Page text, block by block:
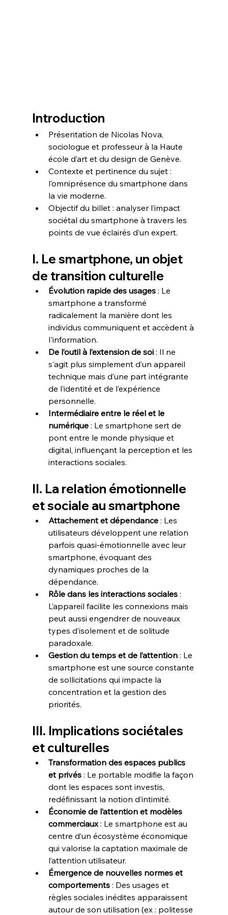
Introduction
Présentation de Nicolas Nova,
sociologue et professeur à la Haute
école d’art et du design de Genève.
Contexte et pertinence du sujet :
l’omniprésence du smartphone dans
la vie moderne.
Objectif du billet : analyser l’impact
sociétal du smartphone à travers les
points de vue éclairés d’un expert.
I. Le smartphone, un objet
de transition culturelle
Évolution rapide des usages : Le
smartphone a transformé
radicalement la manière dont les
individus communiquent et accèdent à
l'information.
De l’outil à l’extension de soi : Il ne
s'agit plus simplement d’un appareil
technique mais d’une part intégrante
de l’identité et de l’expérience
personnelle.
Intermédiaire entre le réel et le
numérique : Le smartphone sert de
pont entre le monde physique et
digital, influençant la perception et les
interactions sociales.
II. La relation émotionnelle
et sociale au smartphone
Attachement et dépendance : Les
utilisateurs développent une relation
parfois quasi-émotionnelle avec leur
smartphone, évoquant des
dynamiques proches de la
dépendance.
Rôle dans les interactions sociales :
L’appareil facilite les connexions mais
peut aussi engendrer de nouveaux
types d’isolement et de solitude
paradoxale.
Gestion du temps et de l’attention : Le
smartphone est une source constante
de sollicitations qui impacte la
concentration et la gestion des
priorités.
III. Implications sociétales
et culturelles
Transformation des espaces publics
et privés : Le portable modifie la façon
dont les espaces sont investis,
redéfinissant la notion d’intimité.
Économie de l’attention et modèles
commerciaux : Le smartphone est au
centre d’un écosystème économique
qui valorise la captation maximale de
l’attention utilisateur.
Émergence de nouvelles normes et
comportements : Des usages et
règles sociales inédites apparaissent
autour de son utilisation (ex : politesse